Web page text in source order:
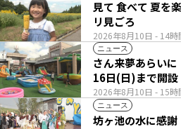
2026年8月10日 - 14時
見て 食べて 夏を
リ見ごろ
ニュース
2026年8月10日 - 15時
さん来夢あらいに
16日(日)まで開設
ニュース
坊ヶ池の水に感謝